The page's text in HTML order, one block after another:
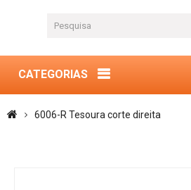
CATEGORIAS
6006-R Tesoura corte direita